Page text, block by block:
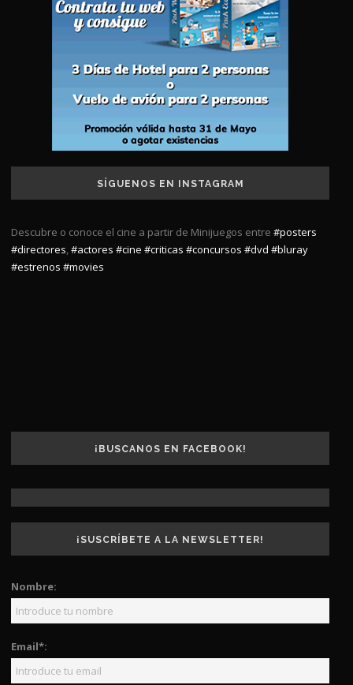
SÍGUENOS EN INSTAGRAM
Descubre o conoce el cine a partir de Minijuegos entre #posters
#directores,#actores #cine #criticas #concursos #dvd #bluray
#estrenos #movies
¡BUSCANOS EN FACEBOOK!
¡SUSCRÍBETE A LA NEWSLETTER!
Nombre:
Email*: